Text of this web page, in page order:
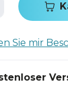
Sie mir